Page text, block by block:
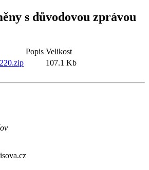
s důvodovou zprávou
Popis Velikost
107.1 Kb